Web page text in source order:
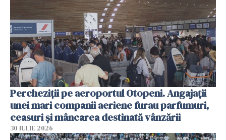
Percheziții pe aeroportul Otopeni. Angajații
unei mari companii aeriene furau parfumuri,
ceasuri și mâncarea destinată vânzării
30 IULIE 2026